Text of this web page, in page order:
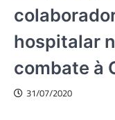
hospitalar
combate à
31/07/2020